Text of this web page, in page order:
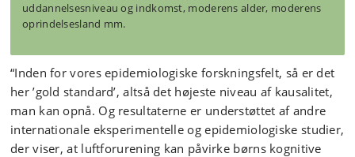
uddannelsesniveau og indkomst, moderens alder, moderens
oprindelsesland mm.
“Inden for vores epidemiologiske forskningsfelt, så er det
her ’gold standard’, altså det højeste niveau af kausalitet,
man kan opnå. Og resultaterne er understøttet af andre
internationale eksperimentelle og epidemiologiske studier,
der viser, at luftforurening kan påvirke børns kognitive